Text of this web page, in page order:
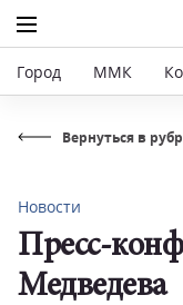
Город ММК
Вернуться в
Новости
Пресс-
Медведева